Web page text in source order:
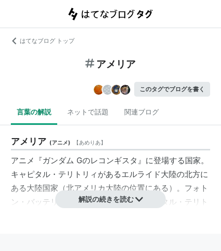
はてなブログ トップ
アメリア
このタグでブログを書く
言葉の解説 ネットで話題 関連ブログ
アメリア (アニメ) 【あめりあ】
アニメ『ガンダム Gのレコンギスタ』に登場する国家。
キャピタル・テリトリィ があるエルライド大陸の北方に
ある大陸国家（北アメリカ大陸の位置にある）。 フォト
ン・バッテリー
を実質的に独占するキャピタル・テリト
解説の続きを読む